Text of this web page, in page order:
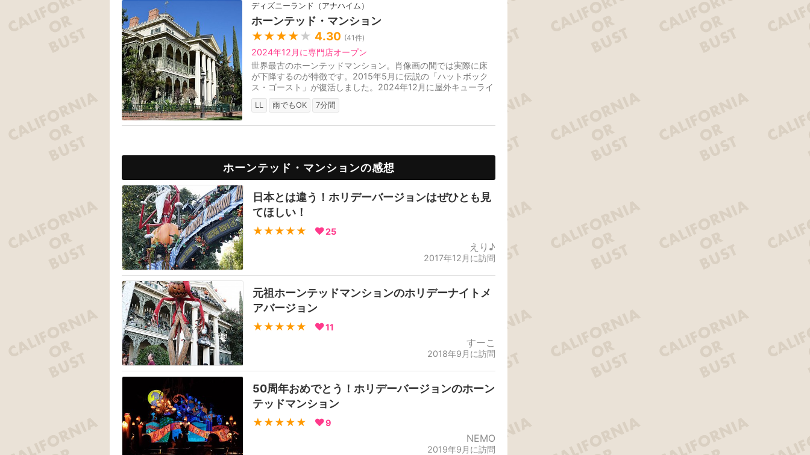
ディズニーランド（アナハイム）
ホーンテッド・マンション
★★★★ ★ 4.30 (41件)
2024年12月に専門店オープン
世界最古のホーンテッドマンション。肖像画の間では実際に床
が下降するのが特徴です。2015年5月に伝説の「ハットボック
ス・ゴースト」が復活しました。2024年12月に屋外キューライ
ンとグッズ専門ショップがオープ...
LL 雨でもOK 7分間
ホーンテッド・マンションの感想
日本とは違う！ホリデーバージョンはぜひとも見
てほしい！
★★★★★ 25
えり♪
2017年12月に訪問
元祖ホーンテッドマンションのホリデーナイトメ
アバージョン
★★★★★ 11
すーこ
2018年9月に訪問
50周年おめでとう！ホリデーバージョンのホーン
テッドマンション
★★★★★ 9
NEMO
2019年9月に訪問